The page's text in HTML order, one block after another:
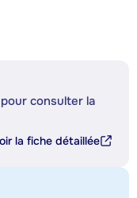
consulter la
la fiche détaillée